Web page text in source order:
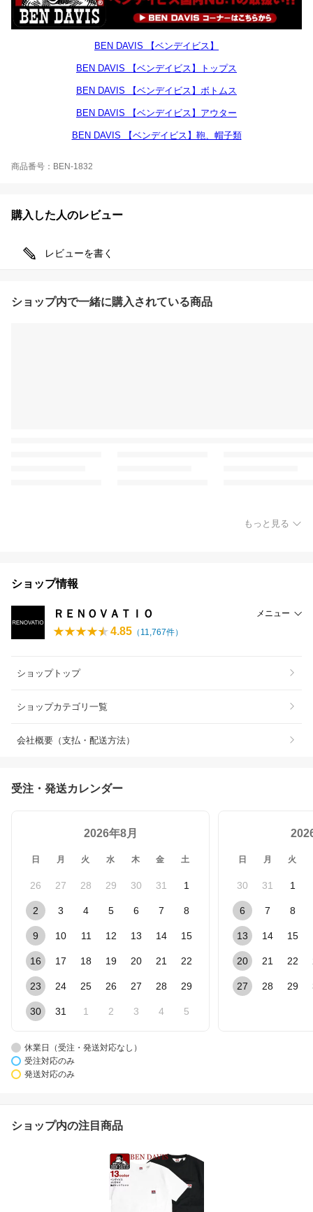
BEN DAVIS 【ベンデイビス】
BEN DAVIS 【ベンデイビス】トップス
BEN DAVIS 【ベンデイビス】ボトムス
BEN DAVIS 【ベンデイビス】アウター
BEN DAVIS 【ベンデイビス】鞄、帽子類
商品番号：BEN-1832
購入した人のレビュー
レビューを書く
ショップ内で一緒に購入されている商品
もっと見る
ショップ情報
ＲＥＮＯＶＡＴＩＯ メニュー
4.85 （ 11,767件）
ショップトップ
ショップカテゴリ一覧
会社概要（支払・配送方法）
受注・発送カレンダー
2026年8月
日 月 火 水 木 金 土
26 27 28 29 30 31 1
2 3 4 5 6 7 8
9 10 11 12 13 14 15
16 17 18 19 20 21 22
23 24 25 26 27 28 29
30 31 1 2 3 4 5
日 月 火
30 31 1
6 7 8
13 14 15
20 21 22
27 28 29
休業日（受注・発送対応なし）
受注対応のみ
発送対応のみ
ショップ内の注目商品